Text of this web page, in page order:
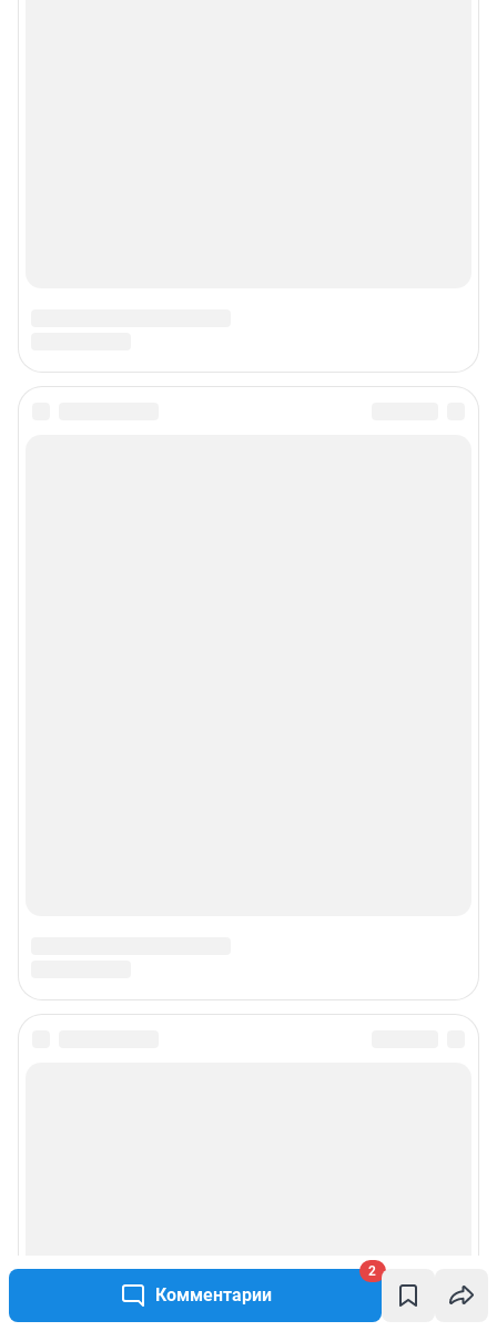
Комментарии
2